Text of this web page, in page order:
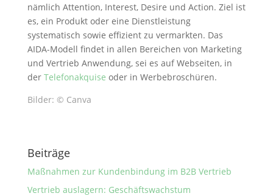
nämlich Attention, Interest, Desire und Action. Ziel ist
es, ein Produkt oder eine Dienstleistung
systematisch sowie effizient zu vermarkten. Das
AIDA-Modell findet in allen Bereichen von Marketing
und Vertrieb Anwendung, sei es auf Webseiten, in
der Telefonakquise oder in Werbebroschüren.
Bilder: © Canva
Beiträge
Maßnahmen zur Kundenbindung im B2B Vertrieb
Vertrieb auslagern: Geschäftswachstum